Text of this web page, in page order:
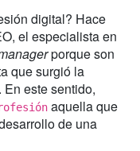
digital? Hace
el especialista en
porque son
que surgió la
este sentido,
aquella que
de una